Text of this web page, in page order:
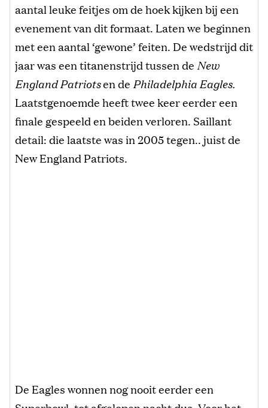
aantal leuke feitjes om de hoek kijken bij een
evenement van dit formaat. Laten we beginnen
met een aantal ‘gewone’ feiten. De wedstrijd dit
jaar was een titanenstrijd tussen de New
England Patriotsen de Philadelphia Eagles.
Laatstgenoemde heeft twee keer eerder een
finale gespeeld en beiden verloren. Saillant
detail: die laatste was in 2005 tegen.. juist de
New England Patriots.
De Eagles wonnen nog nooit eerder een